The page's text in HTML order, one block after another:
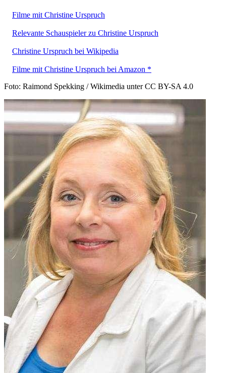
Filme mit Christine Urspruch
Relevante Schauspieler zu Christine Urspruch
Christine Urspruch bei Wikipedia
Filme mit Christine Urspruch bei Amazon *
Foto: Raimond Spekking / Wikimedia unter CC BY-SA 4.0